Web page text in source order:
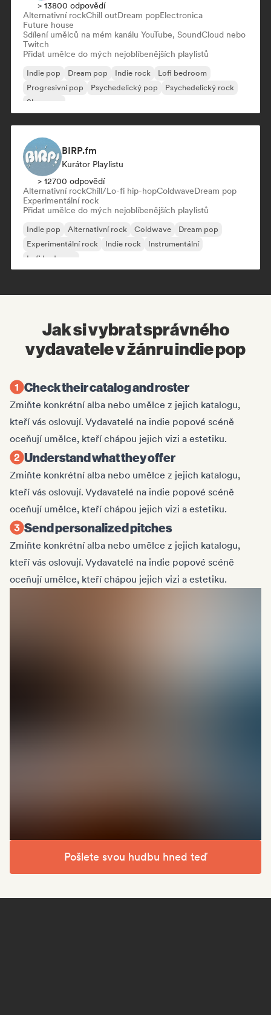
> 13800 odpovědí
Alternativní rockChill outDream popElectronica
Future house
Sdílení umělců na mém kanálu YouTube, SoundCloud nebo
Twitch
Přidat umělce do mých nejoblíbenějších playlistů
Indie pop Dream pop Indie rock
Lofi bedroom
Progresivní pop
Psychedelický pop
Psychedelický rock
Shoegaze
BIRP.fm
Kurátor Playlistu
> 12700 odpovědí
Alternativní rockChill/Lo-fi hip-hopColdwaveDream pop
Experimentální rock
Přidat umělce do mých nejoblíbenějších playlistů
Indie pop Alternativní rock Coldwave
Dream pop
Experimentální rock
Indie rock
Instrumentální
Lofi bedroom
Jak si vybrat správného
vydavatele v žánru indie pop
Check their catalog and roster
Zmiňte konkrétní alba nebo umělce z jejich katalogu,
kteří vás oslovují. Vydavatelé na indie popové scéně
oceňují umělce, kteří chápou jejich vizi a estetiku.
Understand what they offer
Zmiňte konkrétní alba nebo umělce z jejich katalogu,
kteří vás oslovují. Vydavatelé na indie popové scéně
oceňují umělce, kteří chápou jejich vizi a estetiku.
Send personalized pitches
Zmiňte konkrétní alba nebo umělce z jejich katalogu,
kteří vás oslovují. Vydavatelé na indie popové scéně
oceňují umělce, kteří chápou jejich vizi a estetiku.
Pošlete svou hudbu hned teď